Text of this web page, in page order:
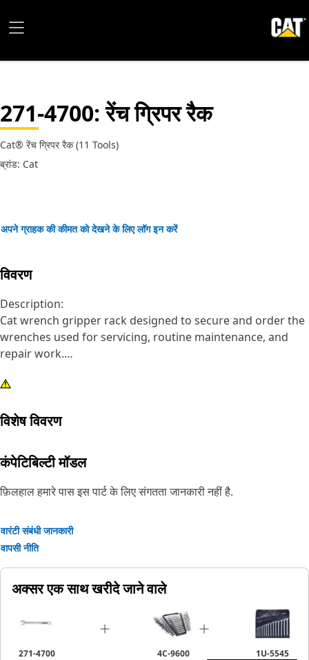
271-4700: रेंच ग्रिपर रैक
Cat® रेंच ग्रिपर रैक (11 Tools)
ब्रांड: Cat
अपने ग्राहक की कीमत को देखने के लिए लॉग इन करें
विवरण
Description:
Cat wrench gripper rack designed to secure and order the
wrenches used for servicing, routine maintenance, and
repair work.
Attributes:
• Easy for one handed replacement and removal of
विशेष विवरण
कंपेटिबिल्टी मॉडल
फ़िलहाल हमारे पास इस पार्ट के लिए संगतता जानकारी नहीं है.
वारंटी संबंधी जानकारी
वापसी नीति
अक्सर एक साथ खरीदे जाने वाले
271-4700 4C-9600 1U-5545